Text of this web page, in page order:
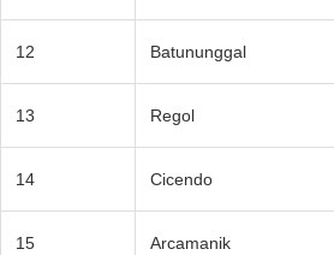
12 Batununggal
13 Regol
14 Cicendo
15 Arcamanik